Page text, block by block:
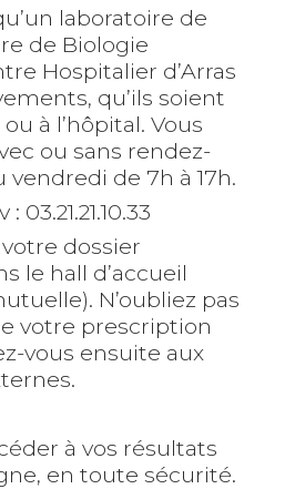
laboratoire de
de Biologie
Hospitalier d’Arras
qu’ils soient
à l’hôpital. Vous
ou sans rendez-
vendredi de 7h à 17h.
dossier
le hall d’accueil
N’oubliez pas
votre prescription
vous ensuite aux
à vos résultats
en toute sécurité.